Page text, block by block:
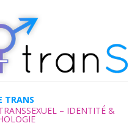
TRANS
– IDENTITÉ &